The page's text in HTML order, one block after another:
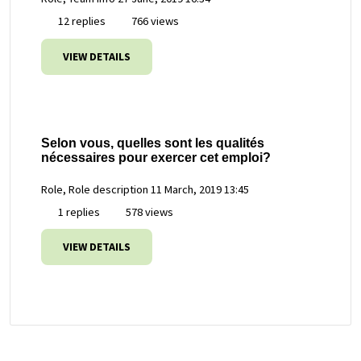
12 replies
766 views
VIEW DETAILS
Selon vous, quelles sont les qualités
nécessaires pour exercer cet emploi?
Role, Role description 11 March, 2019 13:45
1 replies
578 views
VIEW DETAILS